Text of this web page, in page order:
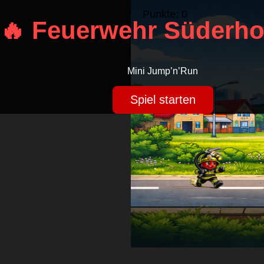
🔥 Feuerwehr
Mini Jump’n’Run
Spiel starten